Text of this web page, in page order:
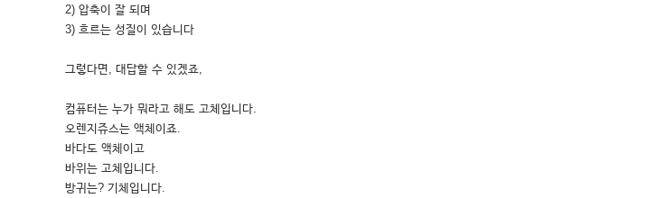
2) 압축이 잘 되며
3) 흐르는 성질이 있습니다
그렇다면, 대답할 수 있겠죠,
컴퓨터는 누가 뭐라고 해도 고체입니다.
오렌지쥬스는 액체이죠.
바다도 액체이고
바위는 고체입니다.
방귀는? 기체입니다.